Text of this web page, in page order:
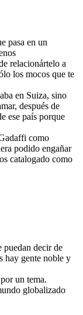
pasa en un
relacionártelo a
los mocos que te
en Suiza, sino
después de
ese país porque
como
podido engañar
catalogado como
puedan decir de
hay gente noble y
un tema.
globalizado